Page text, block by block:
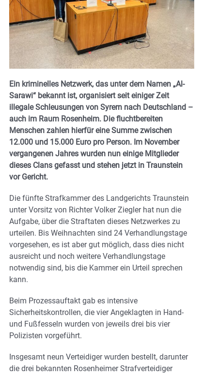
Ein kriminelles Netzwerk, das unter dem Namen „Al-
Sarawi“ bekannt ist, organisiert seit einiger Zeit
illegale Schleusungen von Syrern nach Deutschland –
auch im Raum Rosenheim. Die fluchtbereiten
Menschen zahlen hierfür eine Summe zwischen
12.000 und 15.000 Euro pro Person. Im November
vergangenen Jahres wurden nun einige Mitglieder
dieses Clans gefasst und stehen jetzt in Traunstein
vor Gericht.
Die fünfte Strafkammer des Landgerichts Traunstein
unter Vorsitz von Richter Volker Ziegler hat nun die
Aufgabe, über die Straftaten dieses Netzwerkes zu
urteilen. Bis Weihnachten sind 24 Verhandlungstage
vorgesehen, es ist aber gut möglich, dass dies nicht
ausreicht und noch weitere Verhandlungstage
notwendig sind, bis die Kammer ein Urteil sprechen
kann.
Beim Prozessauftakt gab es intensive
Sicherheitskontrollen, die vier Angeklagten in Hand-
und Fußfesseln wurden von jeweils drei bis vier
Polizisten vorgeführt.
Insgesamt neun Verteidiger wurden bestellt, darunter
die drei bekannten Rosenheimer Strafverteidiger